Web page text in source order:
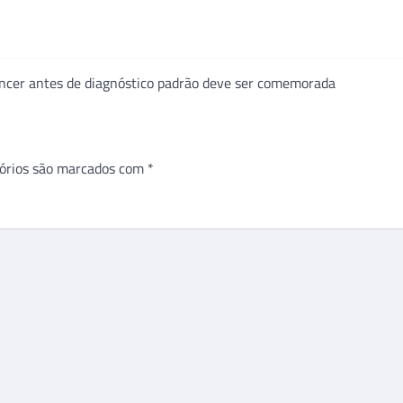
antes de diagnóstico padrão deve ser comemorada
são marcados com *